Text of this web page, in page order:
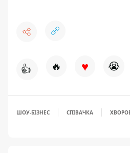
👍 🔥 ♥ 😭
ШОУ-БІЗНЕС СПІВАЧКА